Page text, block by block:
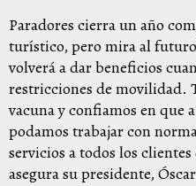
Paradores cierra un año
turístico, pero mira al
volverá a dar beneficios
restricciones de movilidad.
vacuna y confiamos en que
podamos trabajar con
servicios a todos los
asegura su presidente,